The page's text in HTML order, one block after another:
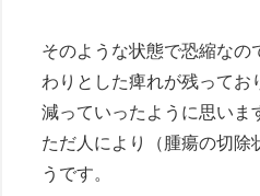
そのような状態で恐縮なの
わりとした痺れが残ってお
減っていったように思いま
ただ人により（腫瘍の切除
うです。